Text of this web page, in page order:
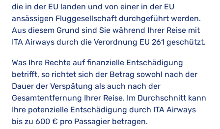
die in der EU landen und von einer in der EU
ansässigen Fluggesellschaft durchgeführt werden.
Aus diesem Grund sind Sie während Ihrer Reise mit
ITA Airways durch die Verordnung EU 261 geschützt.
Was Ihre Rechte auf finanzielle Entschädigung
betrifft, so richtet sich der Betrag sowohl nach der
Dauer der Verspätung als auch nach der
Gesamtentfernung Ihrer Reise. Im Durchschnitt kann
Ihre potenzielle Entschädigung durch ITA Airways
bis zu 600 € pro Passagier betragen.